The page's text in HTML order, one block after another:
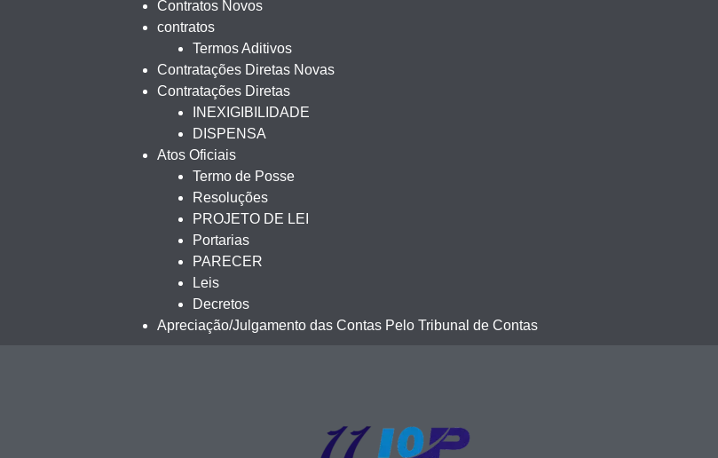
Contratos Novos
contratos
Termos Aditivos
Contratações Diretas Novas
Contratações Diretas
INEXIGIBILIDADE
DISPENSA
Atos Oficiais
Termo de Posse
Resoluções
PROJETO DE LEI
Portarias
PARECER
Leis
Decretos
Apreciação/Julgamento das Contas Pelo Tribunal de Contas